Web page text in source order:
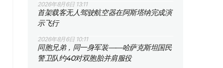
2026年8月6日 13:11
首架载客无人驾驶航空器在阿斯塔纳完成演
示飞行
2026年8月6日 10:11
同胞兄弟，同一身军装——哈萨克斯坦国民
警卫队约40对双胞胎并肩服役